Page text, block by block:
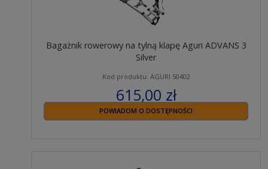
Bagażnik rowerowy na tylną klapę Aguri ADVANS 3
Silver
Kod produktu: AGURI 50402
615,00 zł
zawiera 23% VAT
POWIADOM O DOSTĘPNOŚCI